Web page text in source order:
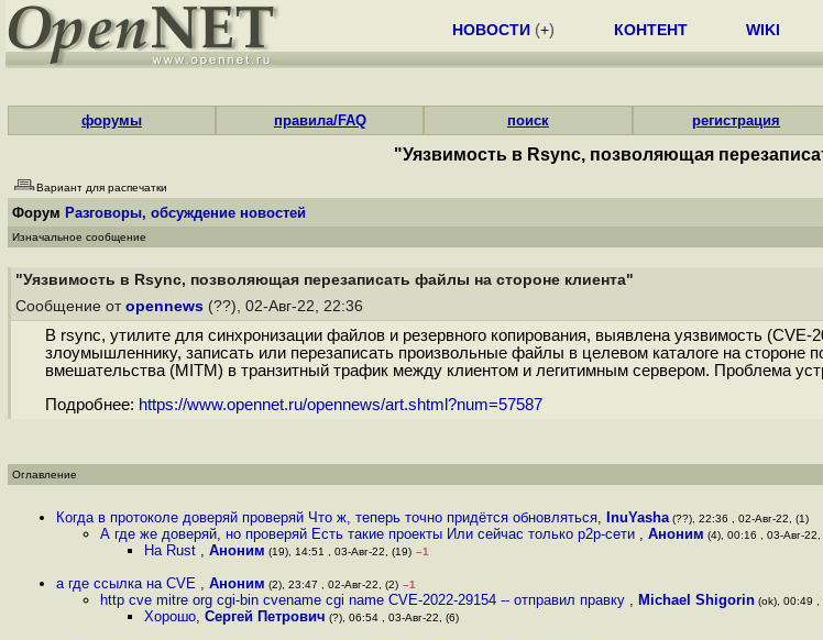
НОВОСТИ (+) КОНТЕНТ WIKI
форумы правила/FAQ поиск регистрация
"Уязвимость в Rsync, позволяющая
Вариант для распечатки
Форум Разговоры, обсуждение новостей
Изначальное сообщение
"Уязвимость в Rsync, позволяющая перезаписать файлы на стороне клиента"
Сообщение от opennews (??), 02-Авг-22, 22:36
В rsync, утилите для синхронизации файлов и резервного копирования, выявлена уязвимость
злоумышленнику, записать или перезаписать произвольные файлы в целевом каталоге на стороне
вмешательства (MITM) в транзитный трафик между клиентом и легитимным сервером. Проблема
Подробнее: https://www.opennet.ru/opennews/art.shtml?num=57587
Оглавление
Когда в протоколе доверяй проверяй Что ж, теперь точно придётся обновляться, InuYasha (??), 22:36 , 02-Авг-22, (1)
А где же доверяй, но проверяй Есть такие проекты Или сейчас только p2p-сети , Аноним (4), 00:16 , 03-Авг-22,
На Rust , Аноним (19), 14:51 , 03-Авг-22, (19) –1
а где ссылка на CVE , Аноним (2), 23:47 , 02-Авг-22, (2) –1
http cve mitre org cgi-bin cvename cgi name CVE-2022-29154 -- отправил правку , Michael Shigorin (ok), 00:49 ,
Хорошо, Сергей Петрович (?), 06:54 , 03-Авг-22, (6)